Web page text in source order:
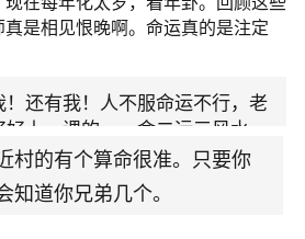
证支持，其准确性和可信度都
首先，生辰八字算命的基础是
盘只是根据出生时间和位
村的有个算命很准。只要你
知道你兄弟几个。
是相见恨晚啊。命运真的是注定
！还有我！人不服命运不行，老
上一课的。一命二运三风水，
行！
是每年找老师化太岁，看年
年了，都是缘分啊！